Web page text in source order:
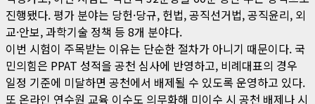
진행됐다. 평가 분야는 당헌·당규, 헌법, 공직선거법, 공직윤리, 외
교·안보, 과학기술 정책 등 8개 분야다.
이번 시험이 주목받는 이유는 단순한 절차가 아니기 때문이다. 국
민의힘은 PPAT 성적을 공천 심사에 반영하고, 비례대표의 경우
일정 기준에 미달하면 공천에서 배제될 수 있도록 운영하고 있다.
또 온라인 연수원 교육 이수도 의무화해 미이수 시 공천 배제나 시